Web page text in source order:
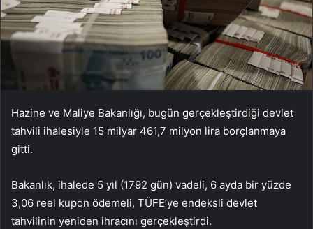
Hazine ve Maliye Bakanlığı, bugün gerçekleştirdiği devlet
tahvili ihalesiyle 15 milyar 461,7 milyon lira borçlanmaya
gitti.
Bakanlık, ihalede 5 yıl (1792 gün) vadeli, 6 ayda bir yüzde
3,06 reel kupon ödemeli, TÜFE’ye endeksli devlet
tahvilinin yeniden ihracını gerçekleştirdi.